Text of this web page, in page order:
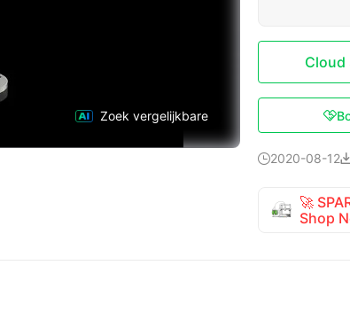
Zoek vergelijkbare
Cloud

2020-08-12
🚀
Shop